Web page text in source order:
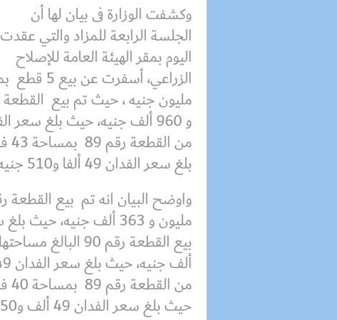
وكشفت الوزارة فى بيان لها أن
الجلسة الرابعة للمزاد والتي عقدت
اليوم بمقر الهيئة العامة للإصلاح
بلغ سعر الفدان 49 ألفا و510 جنيه.
حيث بلغ سعر الفدان 49 ألف و550 جنيه.